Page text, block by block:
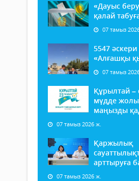
«Дауыс
қалай
07 тамыз
5547
«Алғашқы
07 тамыз
Құрылтай –
мүдде
маңызды
07 тамыз 2026 ж.
Қаржылық
арттыруға
07 тамыз 2026 ж.